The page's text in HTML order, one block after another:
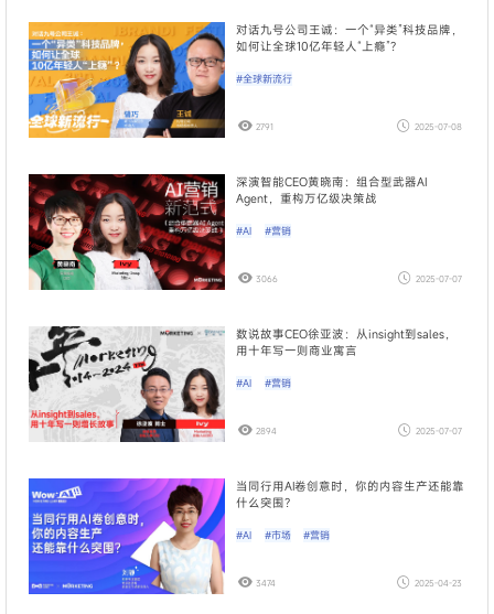
对话九号公司王诚：一个“异类”科技品牌，
如何让全球10亿年轻人“上瘾”？
#全球新流行
2791 2025-07-08
深演智能CEO黄晓南：组合型武器AI
Agent，重构万亿级决策战
#AI #营销
3066 2025-07-07
数说故事CEO徐亚波：从insight到sales，
用十年写一则商业寓言
#AI #营销
2894 2025-07-07
当同行用AI卷创意时，你的内容生产还能靠
什么突围？
#AI #市场 #营销
3474 2025-04-23